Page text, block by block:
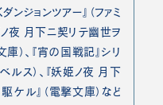
ンジョンツアー』（ファミ
ノ夜 月下ニ契リテ幽世ヲ
）、『宵の国戦記』シリ
ルス）、『妖姫ノ夜 月下
ケル』（電撃文庫）など